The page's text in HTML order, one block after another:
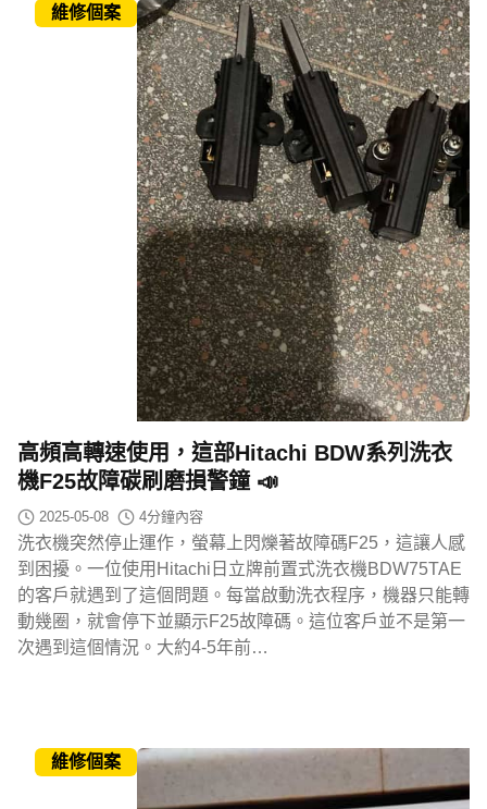
維修個案
高頻高轉速使用，這部Hitachi BDW系列洗衣
機F25故障碳刷磨損警鐘 📣
2025-05-08 4分鐘內容
洗衣機突然停止運作，螢幕上閃爍著故障碼F25，這讓人感
到困擾。一位使用Hitachi日立牌前置式洗衣機BDW75TAE
的客戶就遇到了這個問題。每當啟動洗衣程序，機器只能轉
動幾圈，就會停下並顯示F25故障碼。這位客戶並不是第一
次遇到這個情況。大約4-5年前…
維修個案